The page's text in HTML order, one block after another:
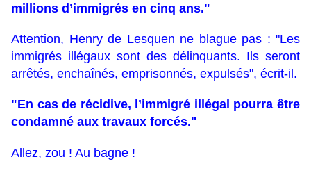
millions d’immigrés en cinq ans."
Attention, Henry de Lesquen ne blague pas : "Les
immigrés illégaux sont des délinquants. Ils seront
arrêtés, enchaînés, emprisonnés, expulsés", écrit-il.
"En cas de récidive, l’immigré illégal pourra être
condamné aux travaux forcés."
Allez, zou ! Au bagne !